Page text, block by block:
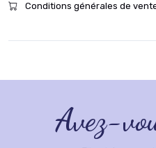
Conditions générales de
Avez-